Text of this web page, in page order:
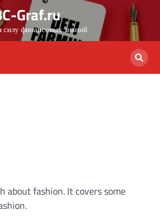
Graf.ru
силу финансовых знаний
about fashion. It covers some